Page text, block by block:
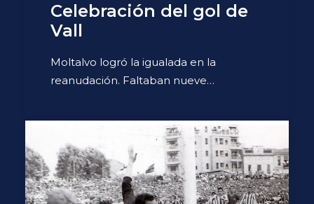
Celebración del gol de
Vall
Moltalvo logró la igualada en la
reanudación. Faltaban nueve…